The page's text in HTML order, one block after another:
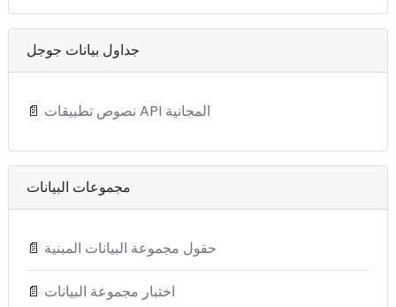
جداول بيانات جوجل
📄 نصوص تطبيقات API المجانية
مجموعات البيانات
📄 حقول مجموعة البيانات المبنية
📄 اختبار مجموعة البيانات